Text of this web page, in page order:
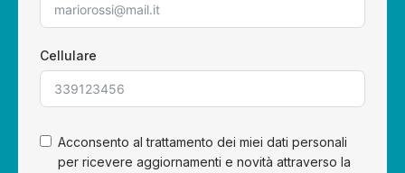
Cellulare
Acconsento al trattamento dei miei dati personali
per ricevere aggiornamenti e novità attraverso la